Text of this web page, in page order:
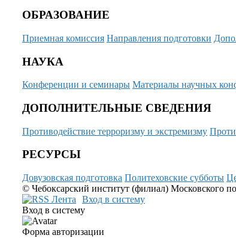
ОБРАЗОВАНИЕ
Приемная комиссия Направления подготовки
НАУКА
Конференции и семинары Материалы научных
ДОПОЛНИТЕЛЬНЫЕ СВЕДЕНИЯ
Противодействие терроризму и экстремизму
РЕСУРСЫ
Довузовская подготовка Политеховские субботы
© Чебоксарский институт (филиал) Московского
Вход в систему
Вход в систему
Форма авторизации